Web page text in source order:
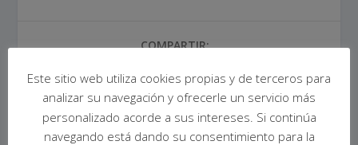
COMPARTIR:
Este sitio web utiliza cookies propias y de terceros para
analizar su navegación y ofrecerle un servicio más
personalizado acorde a sus intereses. Si continúa
navegando está dando su consentimiento para la